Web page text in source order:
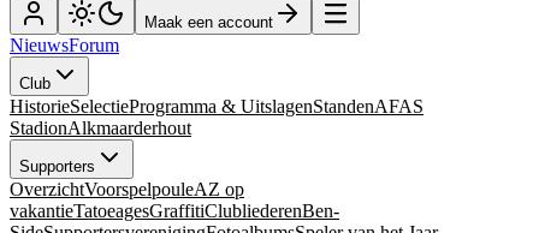
Maak een account
NieuwsForum
Club
HistorieSelectieProgramma & UitslagenStandenAFAS
StadionAlkmaarderhout
Supporters
OverzichtVoorspelpouleAZ op
vakantieTatoeagesGraffitiClubliederenBen-